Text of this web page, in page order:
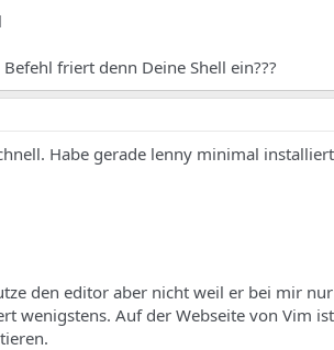
friert denn Deine Shell ein???
Habe gerade lenny minimal
den editor aber nicht weil er bei mir
wenigstens. Auf der Webseite von Vim